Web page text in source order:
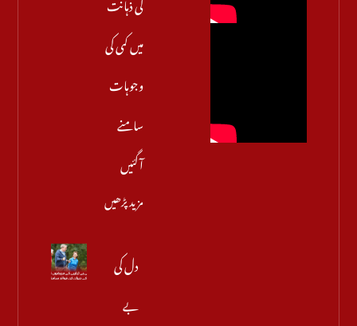
میں کمی کی
وجوہات
سامنے
آگئیں
مزید پڑھیں
دل کی
بے